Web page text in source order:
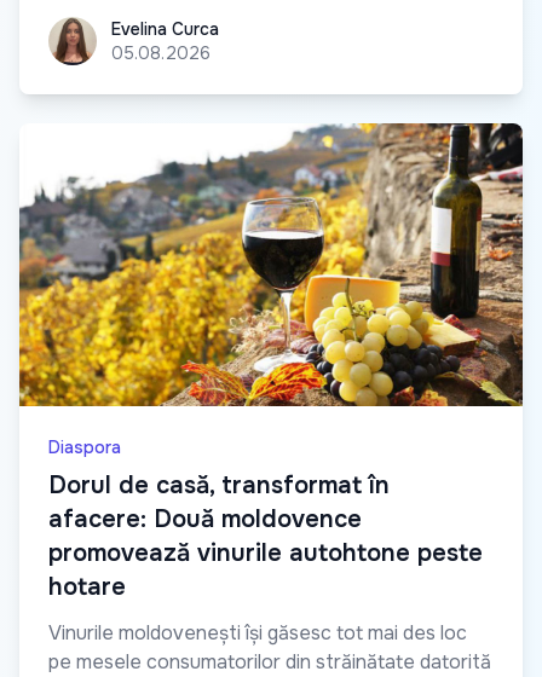
Evelina CurcaEvelina Curca
05.08.2026
Diaspora
Dorul de casă, transformat în
afacere: Două moldovence
promovează vinurile autohtone peste
hotare
Vinurile moldovenești își găsesc tot mai des loc
pe mesele consumatorilor din străinătate datorită